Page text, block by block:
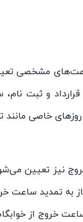
مشخصی
و ثبت
خاصی
نیز تعیین
به تمدید ساعت
خروج از